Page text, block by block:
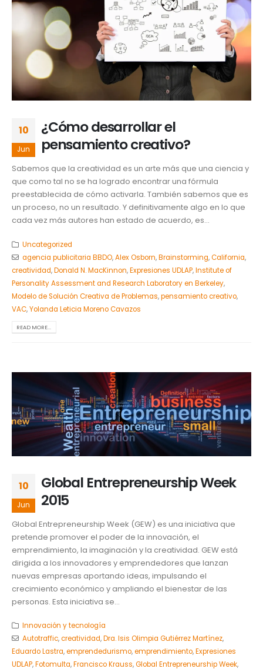
10
Jun
¿Cómo desarrollar el
pensamiento creativo?
Sabemos que la creatividad es un arte más que una ciencia y
que como tal no se ha logrado encontrar una fórmula
preestablecida de cómo activarla. También sabemos que es
un proceso, no un resultado. Y definitivamente algo en lo que
cada vez más autores han estado de acuerdo, es...
Uncategorized
agencia publicitaria BBDO,Alex Osborn,Brainstorming,California,
creatividad,Donald N. MacKinnon,Expresiones UDLAP,Institute of
Personality Assessment and Research Laboratory en Berkeley,
Modelo de Solución Creativa de Problemas,pensamiento creativo,
VAC,Yolanda Leticia Moreno Cavazos
READ MORE...
10
Jun
Global Entrepreneurship Week
2015
Global Entrepreneurship Week (GEW) es una iniciativa que
pretende promover el poder de la innovación, el
emprendimiento, la imaginación y la creatividad. GEW está
dirigida a los innovadores y emprendedores que lanzan
nuevas empresas aportando ideas, impulsando el
crecimiento económico y ampliando el bienestar de las
personas. Esta iniciativa se...
Innovación y tecnología
Autotraffic,creatividad,Dra. Isis Olimpia Gutiérrez Martínez,
Eduardo Lastra,emprendedurismo,emprendimiento,Expresiones
UDLAP,Fotomulta,Francisco Krauss,Global Entrepreneurship Week,